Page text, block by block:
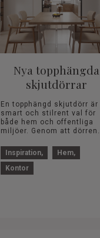
Nya topphängda
skjutdörrar
En topphängd skjutdörr är
smart och stilrent val för
både hem och offentliga
miljöer. Genom att dörren
frigörs golv...
Inspiration
Hem
Kontor